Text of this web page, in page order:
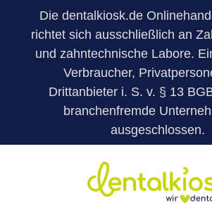
Die dentalkiosk.de
richtet sich ausschließlich an
und zahntechnische Labore.
Verbraucher,
Drittanbieter i. S. v. § 13
branchenfremde
ausgeschlossen.
Zum Hauptinhalt springen